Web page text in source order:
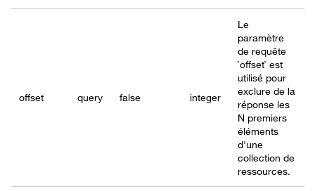
offset query false integer
Le
paramètre
de requête
`offset` est
utilisé pour
exclure de la
réponse les
N premiers
éléments
d'une
collection de
ressources.